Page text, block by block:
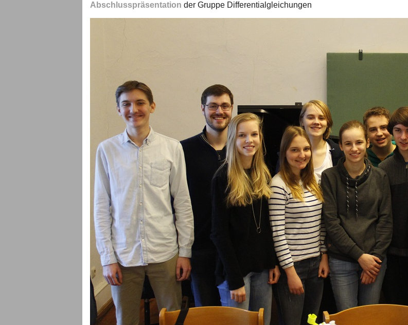
Abschlusspräsentation der Gruppe Differentialgleichungen